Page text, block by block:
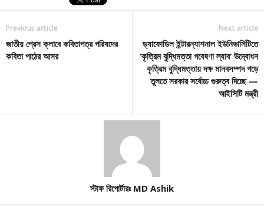
Previous article
জাতীয় প্রেস ক্লাবে কবিতাপত্র পরিষদের
কবিতা পাঠের আসর
Next article
ড্যাফোডিল ইন্টারন্যাশনাল ইউনিভার্সিটিতে
‘কৃত্রিম বুদ্ধিমত্তা গবেষণা ল্যাব’ উদ্বোধন
কৃত্রিম বুদ্ধিমত্তায় দক্ষ মানবসম্পদ গড়ে
তুলতে সরকার সর্বোচ্চ গুরুত্ব দিচ্ছে —
আইসিটি মন্ত্রী
স্টাফ রিপোর্টারঃ MD Ashik